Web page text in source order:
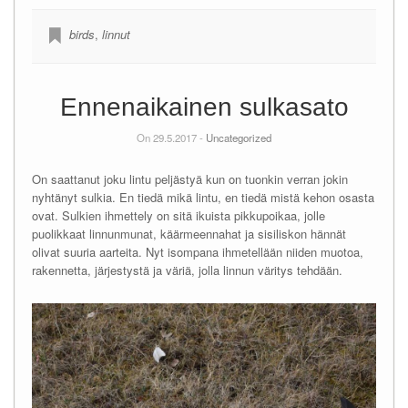
birds, linnut
Ennenaikainen sulkasato
On 29.5.2017 - Uncategorized
On saattanut joku lintu peljästyä kun on tuonkin verran jokin
nyhtänyt sulkia. En tiedä mikä lintu, en tiedä mistä kehon osasta
ovat. Sulkien ihmettely on sitä ikuista pikkupoikaa, jolle
puolikkaat linnunmunat, käärmeennahat ja sisiliskon hännät
olivat suuria aarteita. Nyt isompana ihmetellään niiden muotoa,
rakennetta, järjestystä ja väriä, jolla linnun väritys tehdään.